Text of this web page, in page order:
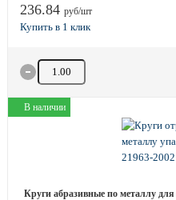
236.84 руб/шт
Количество товара
В наличии
Круги абразивные по металлу